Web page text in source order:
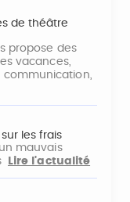
de théâtre
propose des
vacances,
communication,
les frais
mauvais
Lire l'actualité